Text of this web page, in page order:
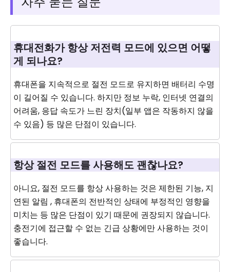
휴대전화가 항상 저전력 모드에 있으면 어떻
게 되나요?
휴대폰을 지속적으로 절전 모드로 유지하면 배터리 수명
이 길어질 수 있습니다. 하지만 정보 누락, 인터넷 연결의
어려움, 응답 속도가 느린 장치(일부 앱은 작동하지 않을
수 있음) 등 많은 단점이 있습니다.
항상 절전 모드를 사용해도 괜찮나요?
아니요, 절전 모드를 항상 사용하는 것은 제한된 기능, 지
연된 알림 , 휴대폰의 전반적인 상태에 부정적인 영향을
미치는 등 많은 단점이 있기 때문에 권장되지 않습니다.
충전기에 접근할 수 없는 긴급 상황에만 사용하는 것이
좋습니다.